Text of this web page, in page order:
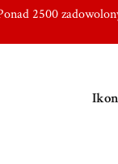
2500